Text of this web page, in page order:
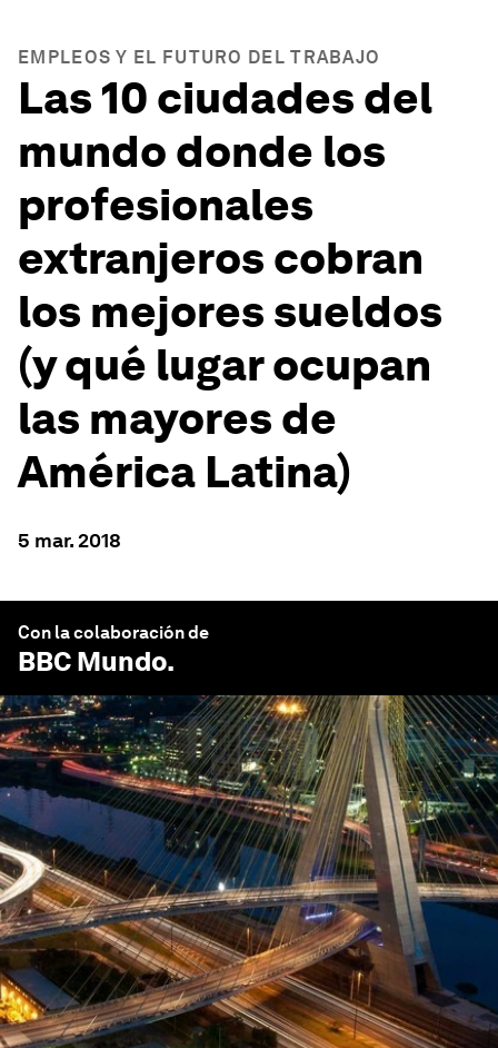
EMPLEOS Y EL FUTURO DEL TRABAJO
Las 10 ciudades del
mundo donde los
profesionales
extranjeros cobran
los mejores sueldos
(y qué lugar ocupan
las mayores de
América Latina)
5 mar. 2018
Con la colaboración de
BBC Mundo.